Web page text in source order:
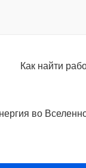
Как найти
во